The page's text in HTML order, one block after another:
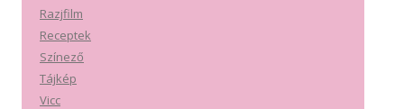
Razjfilm
Receptek
Színező
Tájkép
Vicc